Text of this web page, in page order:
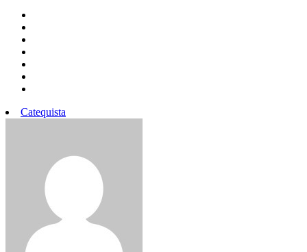
Catequista